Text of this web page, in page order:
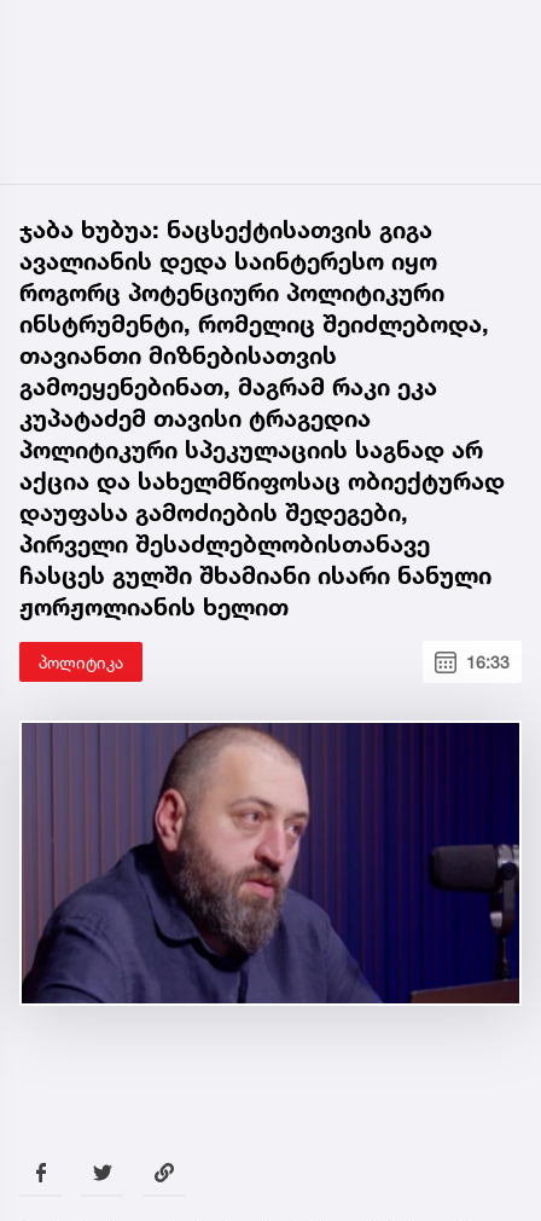
ჯაბა ხუბუა: ნაცსექტისათვის გიგა
ავალიანის დედა საინტერესო იყო
როგორც პოტენციური პოლიტიკური
ინსტრუმენტი, რომელიც შეიძლებოდა,
თავიანთი მიზნებისათვის
გამოეყენებინათ, მაგრამ რაკი ეკა
კუპატაძემ თავისი ტრაგედია
პოლიტიკური სპეკულაციის საგნად არ
აქცია და სახელმწიფოსაც ობიექტურად
დაუფასა გამოძიების შედეგები,
პირველი შესაძლებლობისთანავე
ჩასცეს გულში შხამიანი ისარი ნანული
ჟორჟოლიანის ხელით
პოლიტიკა 16:33